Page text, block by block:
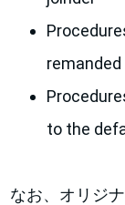
remanded
to the
なお、オリジ